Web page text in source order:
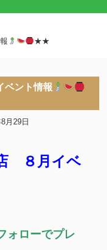
★★
ント情報
月29日
８月イベ
ォローでプレ